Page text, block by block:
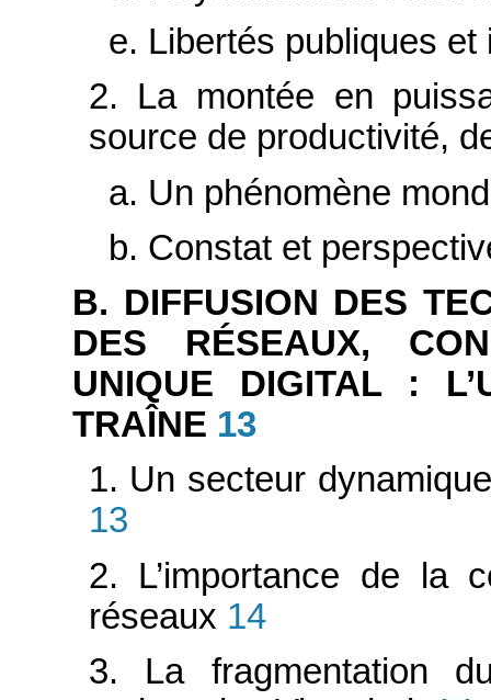
e. Libertés publiques
2. La montée en
source de productivité,
a. Un phénomène
b. Constat et
B. DIFFUSION DES
DES RÉSEAUX,
UNIQUE DIGITAL :
TRAÎNE 13
1. Un secteur
13
2. L’importance de la
réseaux 14
3. La fragmentation